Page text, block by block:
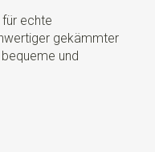
echte
gekämmter
und